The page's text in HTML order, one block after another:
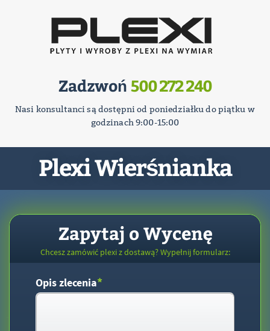
Zadzwoń 500 272 240
Nasi konsultanci są dostępni od poniedziałku do piątku w
godzinach 9:00-15:00
Plexi Wierśnianka
Zapytaj o Wycenę
Chcesz zamówić plexi z dostawą? Wypełnij formularz:
Opis zlecenia*